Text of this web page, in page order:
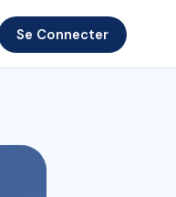
Se Connecter